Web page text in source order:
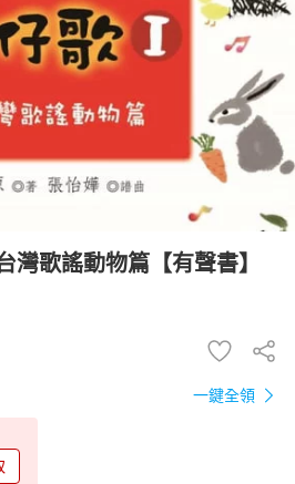
書
灣歌謠動物篇【有聲書】
一鍵全領